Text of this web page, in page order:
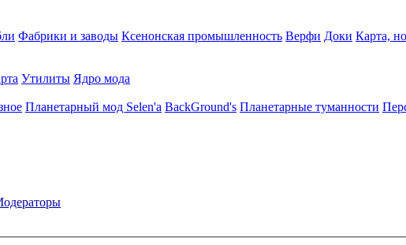
Фабрики и заводы Ксенонская промышленность Верфи Доки Карта,
Утилиты Ядро мода
Планетарный мод Selen'a BackGround's Планетарные туманности